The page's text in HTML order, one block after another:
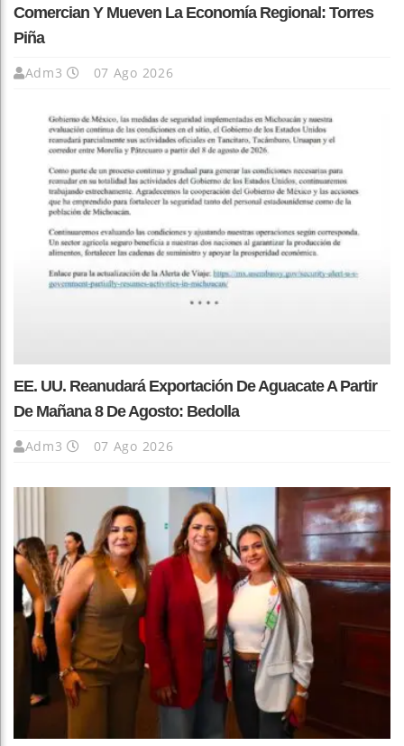
Comercian Y Mueven La Economía Regional: Torres
Piña
Adm3 07 Ago 2026
EE. UU. Reanudará Exportación De Aguacate A Partir
De Mañana 8 De Agosto: Bedolla
Adm3 07 Ago 2026